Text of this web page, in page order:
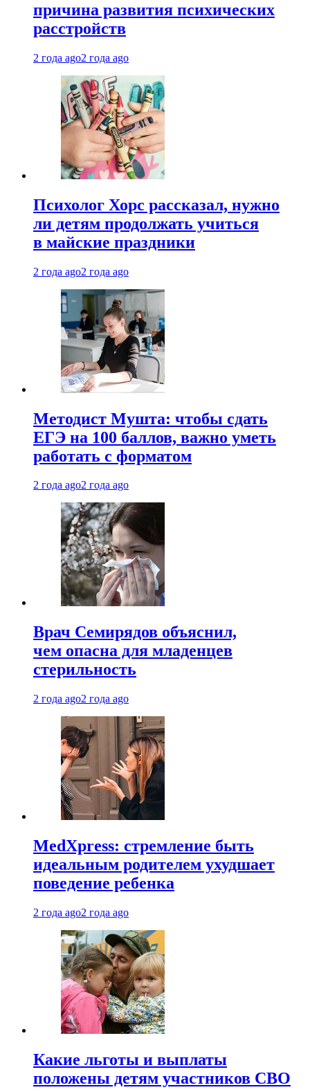
причина развития психических
расстройств
2 года ago2 года ago
Психолог Хорс рассказал, нужно
ли детям продолжать учиться
в майские праздники
2 года ago2 года ago
Методист Мушта: чтобы сдать
ЕГЭ на 100 баллов, важно уметь
работать с форматом
2 года ago2 года ago
Врач Семирядов объяснил,
чем опасна для младенцев
стерильность
2 года ago2 года ago
MedXpress: стремление быть
идеальным родителем ухудшает
поведение ребенка
2 года ago2 года ago
Какие льготы и выплаты
положены детям участников СВО